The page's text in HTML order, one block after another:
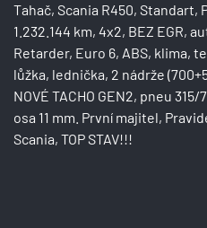
Tahač, Scania R450, Standart,
1.232.144 km, 4x2, BEZ EGR,
Retarder, Euro 6, ABS, klima,
lůžka, lednička, 2 nádrže
NOVÉ TACHO GEN2, pneu
osa 11 mm. První majitel,
Scania, TOP STAV!!!